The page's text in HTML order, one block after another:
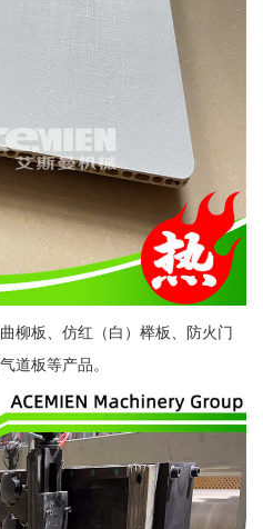
柳板、仿红（白）榉板、防火门
道板等产品。